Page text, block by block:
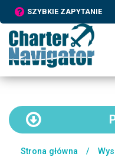
SZYBKIE ZAPYTANIE
Strona główna /